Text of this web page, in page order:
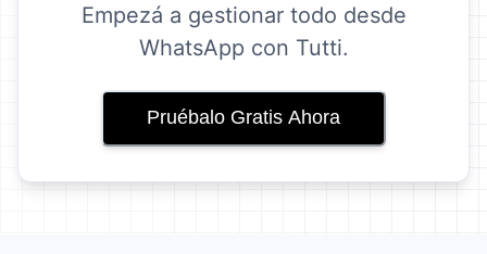
Empezá a gestionar todo desde
WhatsApp con Tutti.
Pruébalo Gratis Ahora